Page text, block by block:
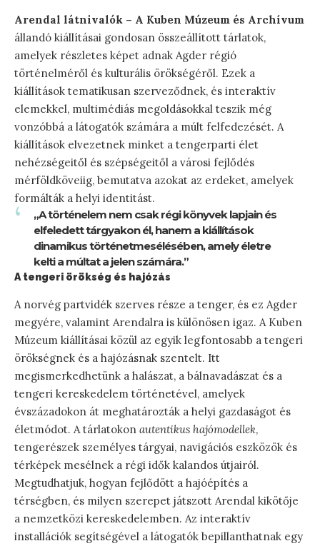
Arendal látnivalók – A Kuben Múzeum és Archívum
állandó kiállításai gondosan összeállított tárlatok,
amelyek részletes képet adnak Agder régió
történelméről és kulturális örökségéről. Ezek a
kiállítások tematikusan szerveződnek, és interaktív
elemekkel, multimédiás megoldásokkal teszik még
vonzóbbá a látogatók számára a múlt felfedezését. A
kiállítások elvezetnek minket a tengerparti élet
nehézségeitől és szépségeitől a városi fejlődés
mérföldköveiig, bemutatva azokat az erdeket, amelyek
formálták a helyi identitást.
„A történelem nem csak régi könyvek lapjain és
elfeledett tárgyakon él, hanem a kiállítások
dinamikus történetmesélésében, amely életre
kelti a múltat a jelen számára.”
A tengeri örökség és hajózás
A norvég partvidék szerves része a tenger, és ez Agder
megyére, valamint Arendalra is különösen igaz. A Kuben
Múzeum kiállításai közül az egyik legfontosabb a tengeri
örökségnek és a hajózásnak szentelt. Itt
megismerkedhetünk a halászat, a bálnavadászat és a
tengeri kereskedelem történetével, amelyek
évszázadokon át meghatározták a helyi gazdaságot és
életmódot. A tárlatokon autentikus hajómodellek,
tengerészek személyes tárgyai, navigációs eszközök és
térképek mesélnek a régi idők kalandos útjairól.
Megtudhatjuk, hogyan fejlődött a hajóépítés a
térségben, és milyen szerepet játszott Arendal kikötője
a nemzetközi kereskedelemben. Az interaktív
installációk segítségével a látogatók bepillanthatnak egy